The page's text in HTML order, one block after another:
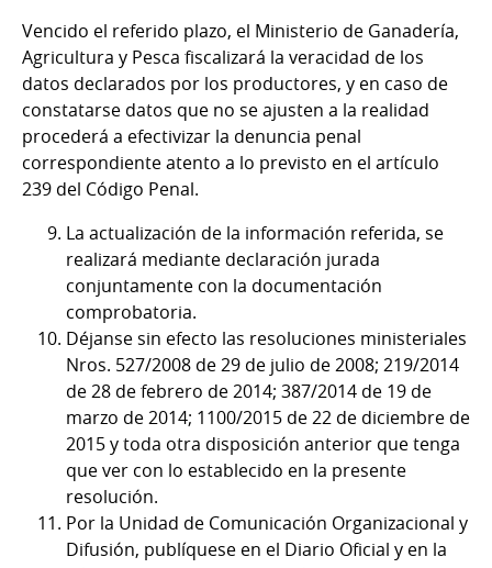
Vencido el referido plazo, el Ministerio de Ganadería,
Agricultura y Pesca fiscalizará la veracidad de los
datos declarados por los productores, y en caso de
constatarse datos que no se ajusten a la realidad
procederá a efectivizar la denuncia penal
correspondiente atento a lo previsto en el artículo
239 del Código Penal.
La actualización de la información referida, se
realizará mediante declaración jurada
conjuntamente con la documentación
comprobatoria.
Déjanse sin efecto las resoluciones ministeriales
Nros. 527/2008 de 29 de julio de 2008; 219/2014
de 28 de febrero de 2014; 387/2014 de 19 de
marzo de 2014; 1100/2015 de 22 de diciembre de
2015 y toda otra disposición anterior que tenga
que ver con lo establecido en la presente
resolución.
Por la Unidad de Comunicación Organizacional y
Difusión, publíquese en el Diario Oficial y en la